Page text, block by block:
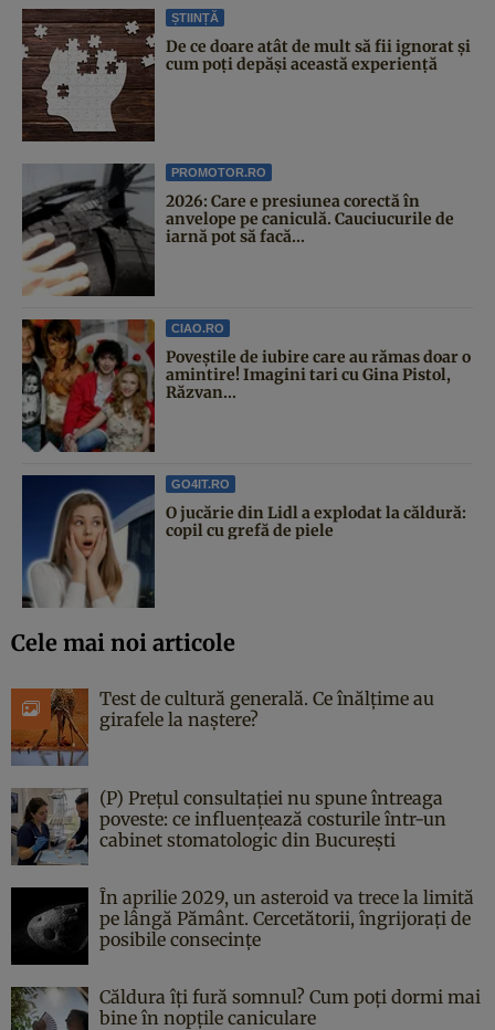
ȘTIINȚĂ
De ce doare atât de mult să fii ignorat și
cum poți depăși această experiență
PROMOTOR.RO
2026: Care e presiunea corectă în
anvelope pe caniculă. Cauciucurile de
iarnă pot să facă...
CIAO.RO
Poveştile de iubire care au rămas doar o
amintire! Imagini tari cu Gina Pistol,
Răzvan...
GO4IT.RO
O jucărie din Lidl a explodat la căldură:
copil cu grefă de piele
Cele mai noi articole
Test de cultură generală. Ce înălțime au
girafele la naștere?
(P) Prețul consultației nu spune întreaga
poveste: ce influențează costurile într-un
cabinet stomatologic din București
În aprilie 2029, un asteroid va trece la limită
pe lângă Pământ. Cercetătorii, îngrijorați de
posibile consecințe
Căldura îți fură somnul? Cum poți dormi mai
bine în nopțile caniculare